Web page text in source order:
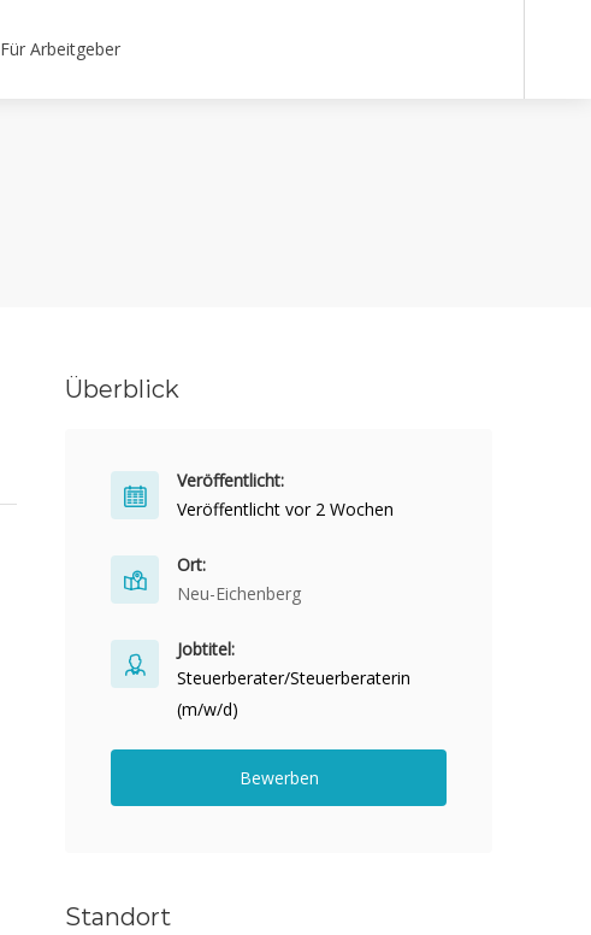
Für Arbeitgeber
Überblick
Veröffentlicht:
Veröffentlicht vor 2 Wochen
Ort:
Neu-Eichenberg
Jobtitel:
Steuerberater/Steuerberaterin
(m/w/d)
Bewerben
Standort